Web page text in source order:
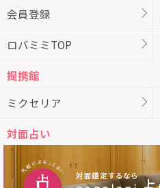
会員登録
ロバミミTOP
提携館
ミクセリア
対面占い